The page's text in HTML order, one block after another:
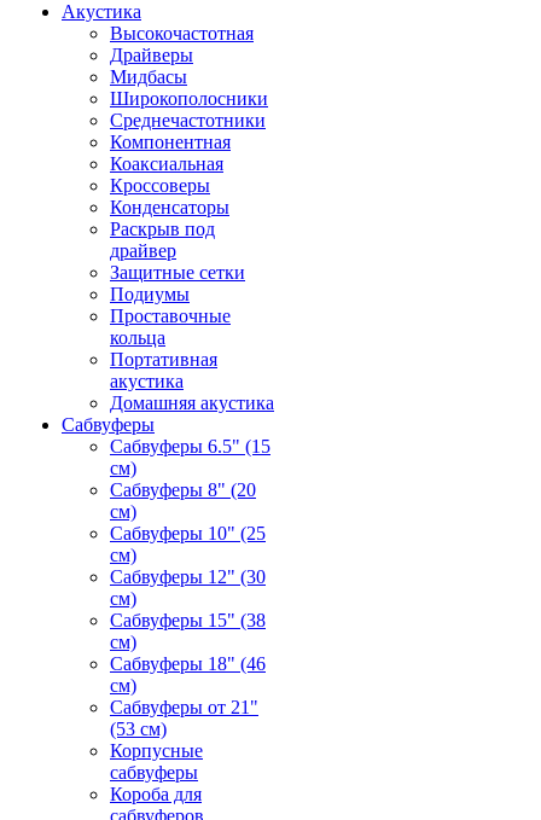
Акустика
Высокочастотная
Драйверы
Мидбасы
Широкополосники
Среднечастотники
Компонентная
Коаксиальная
Кроссоверы
Конденсаторы
Раскрыв под
драйвер
Защитные сетки
Подиумы
Проставочные
кольца
Портативная
акустика
Домашняя акустика
Сабвуферы
Сабвуферы 6.5" (15
см)
Сабвуферы 8" (20
см)
Сабвуферы 10" (25
см)
Сабвуферы 12" (30
см)
Сабвуферы 15" (38
см)
Сабвуферы 18" (46
см)
Сабвуферы от 21"
(53 см)
Корпусные
сабвуферы
Короба для
сабвуферов